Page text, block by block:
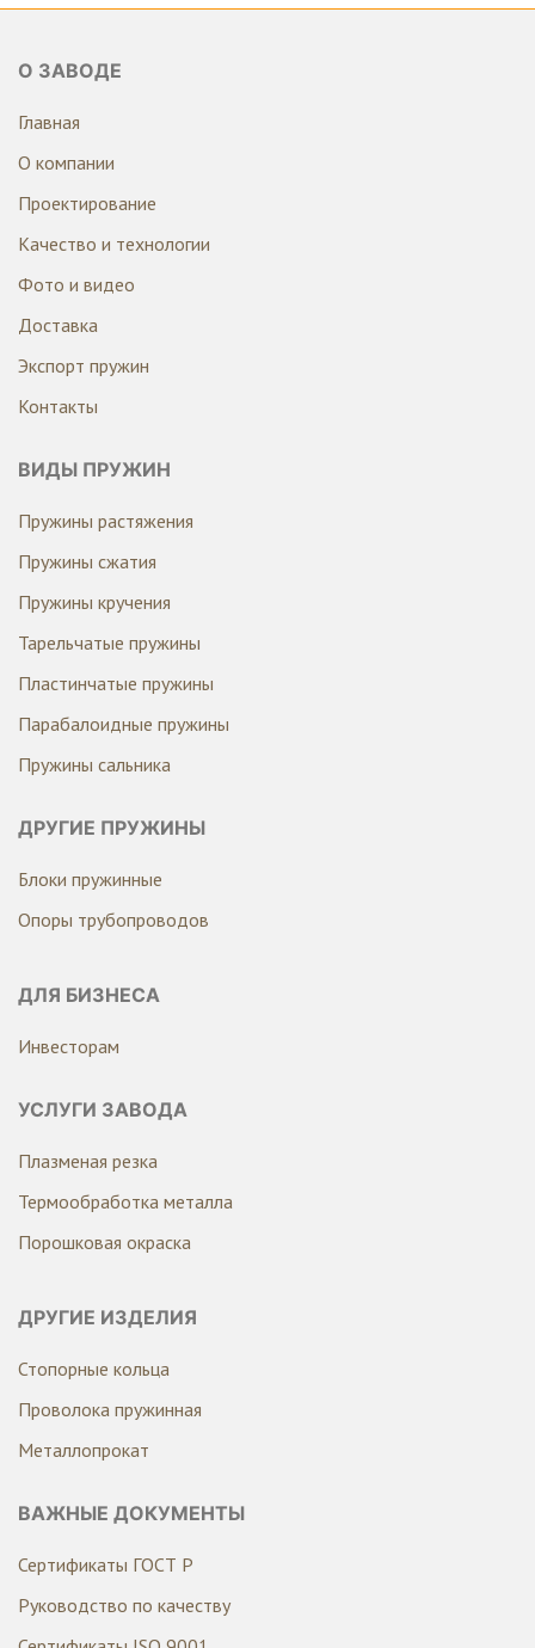
О ЗАВОДЕ
Главная
О компании
Проектирование
Качество и технологии
Фото и видео
Доставка
Экспорт пружин
Контакты
ВИДЫ ПРУЖИН
Пружины растяжения
Пружины сжатия
Пружины кручения
Тарельчатые пружины
Пластинчатые пружины
Парабалоидные пружины
Пружины сальника
ДРУГИЕ ПРУЖИНЫ
Блоки пружинные
Опоры трубопроводов
ДЛЯ БИЗНЕСА
Инвесторам
УСЛУГИ ЗАВОДА
Плазменая резка
Термообработка металла
Порошковая окраска
ДРУГИЕ ИЗДЕЛИЯ
Стопорные кольца
Проволока пружинная
Металлопрокат
ВАЖНЫЕ ДОКУМЕНТЫ
Сертификаты ГОСТ Р
Руководство по качеству